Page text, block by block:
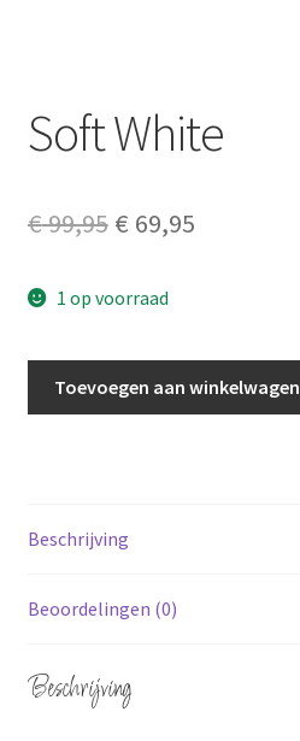
Soft White
€99,95 Original
was:
€ 99,95.
€ 69,95Current
€ 69,95.
1 op voorraad
Toevoegen aan winkelwagen
Beschrijving
Beoordelingen (0)
Beschrijving